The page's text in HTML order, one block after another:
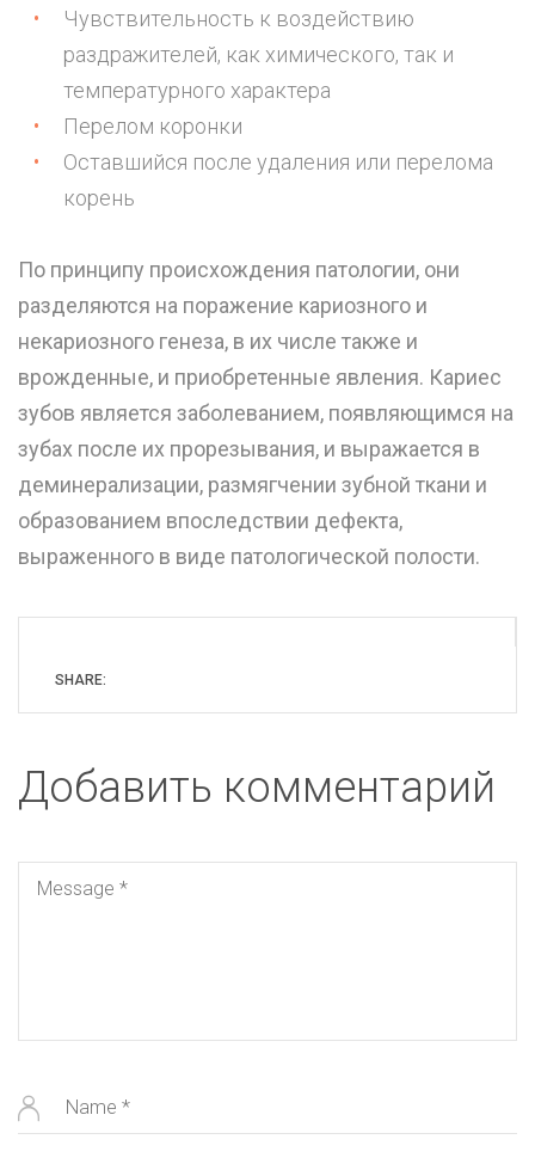
Чувствительность к воздействию
раздражителей, как химического, так и
температурного характера
Перелом коронки
Оставшийся после удаления или перелома
корень
По принципу происхождения патологии, они
разделяются на поражение кариозного и
некариозного генеза, в их числе также и
врожденные, и приобретенные явления. Кариес
зубов является заболеванием, появляющимся на
зубах после их прорезывания, и выражается в
деминерализации, размягчении зубной ткани и
образованием впоследствии дефекта,
выраженного в виде патологической полости.
SHARE:
Добавить комментарий